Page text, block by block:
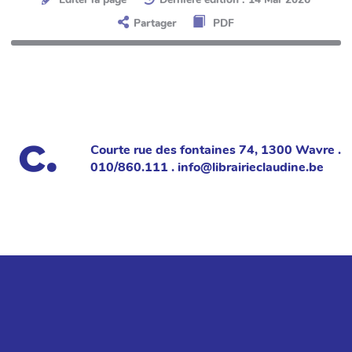
Partager
PDF
Courte rue des fontaines 74, 1300 Wavre .
010/860.111 . info@librairieclaudine.be